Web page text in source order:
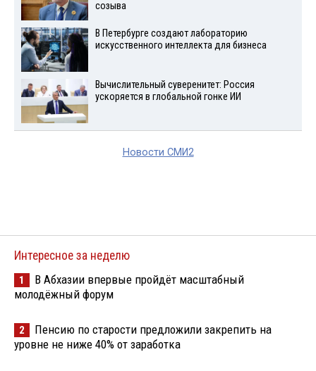
созыва
В Петербурге создают лабораторию
искусственного интеллекта для бизнеса
Вычислительный суверенитет: Россия
ускоряется в глобальной гонке ИИ
Новости СМИ2
Интересное за неделю
1
В Абхазии впервые пройдёт масштабный
молодёжный форум
2
Пенсию по старости предложили закрепить на
уровне не ниже 40% от заработка